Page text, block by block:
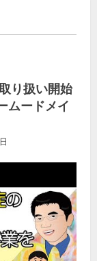
り扱い開始
ムードメイ